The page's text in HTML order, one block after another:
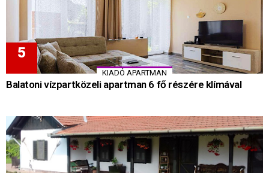
KIADÓ APARTMAN
Balatoni vízpartközeli apartman 6 fő részére klímával